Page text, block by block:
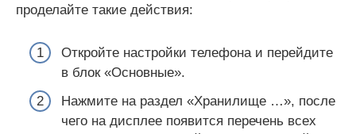
проделайте такие действия:
Откройте настройки телефона и перейдите
в блок «Основные».
Нажмите на раздел «Хранилище …», после
чего на дисплее появится перечень всех